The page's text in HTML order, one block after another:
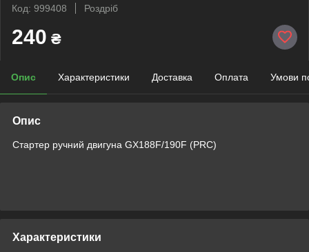
Код: 999408
Роздріб
240 ₴
Опис Характеристики Доставка Оплата Умови
Опис
Стартер ручний двигуна GX188F/190F (PRC)
Характеристики